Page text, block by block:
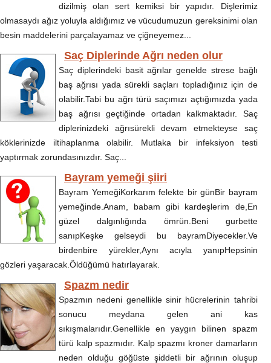
dizilmiş olan sert kemiksi bir yapıdır. Dişlerimiz
olmasaydı ağız yoluyla aldığımız ve vücudumuzun gereksinimi olan
besin maddelerini parçalayamaz ve çiğneyemez...
Saç Diplerinde Ağrı neden olur
Saç diplerindeki basit ağrılar genelde strese bağlı
baş ağrısı yada sürekli saçları topladığınız için de
olabilir.Tabi bu ağrı türü saçımızı açtığımızda yada
baş ağrısı geçtiğinde ortadan kalkmaktadır. Saç
diplerinizdeki ağrısürekli devam etmekteyse saç
köklerinizde iltihaplanma olabilir. Mutlaka bir infeksiyon testi
yaptırmak zorundasınızdır. Saç...
Bayram yemeği şiiri
Bayram YemeğiKorkarım felekte bir günBir bayram
yemeğinde.Anam, babam gibi kardeşlerim de,En
güzel dalgınlığında ömrün.Beni gurbette
sanıpKeşke gelseydi bu bayramDiyecekler.Ve
birdenbire yürekler,Aynı acıyla yanıpHepsinin
gözleri yaşaracak.Öldüğümü hatırlayarak.
Spazm nedir
Spazmın nedeni genellikle sinir hücrelerinin tahribi
sonucu meydana gelen ani kas
sıkışmalarıdır.Genellikle en yaygın bilinen spazm
türü kalp spazmıdır. Kalp spazmı kroner damarların
neden olduğu göğüste şiddetli bir ağrının oluşup